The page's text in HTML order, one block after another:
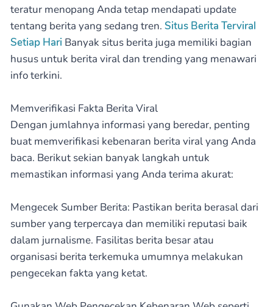
teratur menopang Anda tetap mendapati update
tentang berita yang sedang tren. Situs Berita Terviral
Setiap Hari Banyak situs berita juga memiliki bagian
husus untuk berita viral dan trending yang menawari
info terkini.
Memverifikasi Fakta Berita Viral
Dengan jumlahnya informasi yang beredar, penting
buat memverifikasi kebenaran berita viral yang Anda
baca. Berikut sekian banyak langkah untuk
memastikan informasi yang Anda terima akurat:
Mengecek Sumber Berita: Pastikan berita berasal dari
sumber yang terpercaya dan memiliki reputasi baik
dalam jurnalisme. Fasilitas berita besar atau
organisasi berita terkemuka umumnya melakukan
pengecekan fakta yang ketat.